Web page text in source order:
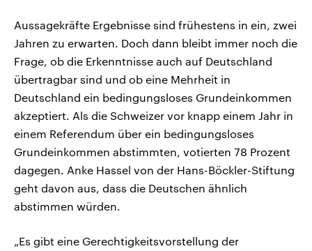
Aussagekräfte Ergebnisse sind frühestens in ein, zwei
Jahren zu erwarten. Doch dann bleibt immer noch die
Frage, ob die Erkenntnisse auch auf Deutschland
übertragbar sind und ob eine Mehrheit in
Deutschland ein bedingungsloses Grundeinkommen
akzeptiert. Als die Schweizer vor knapp einem Jahr in
einem Referendum über ein bedingungsloses
Grundeinkommen abstimmten, votierten 78 Prozent
dagegen. Anke Hassel von der Hans-Böckler-Stiftung
geht davon aus, dass die Deutschen ähnlich
abstimmen würden.
„Es gibt eine Gerechtigkeitsvorstellung der